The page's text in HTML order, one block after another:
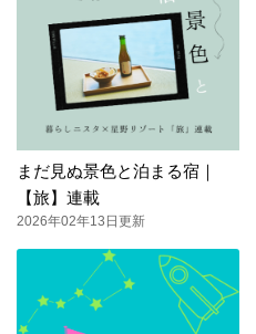
まだ見ぬ景色と泊まる宿｜
【旅】連載
2026年02年13日更新